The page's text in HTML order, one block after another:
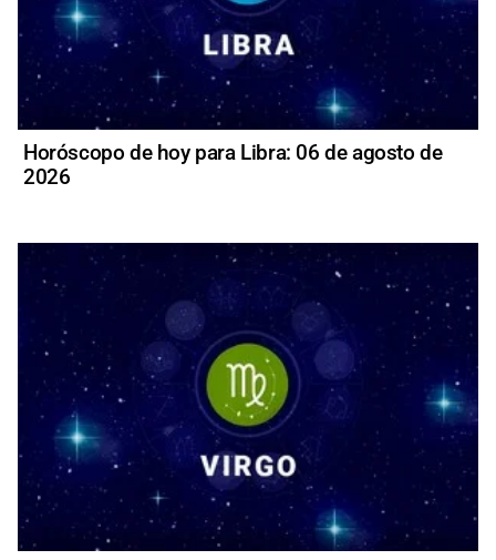
Horóscopo de hoy para Libra: 06 de agosto de
2026